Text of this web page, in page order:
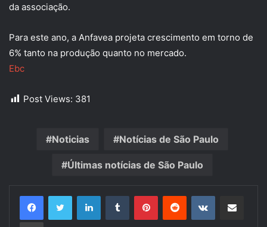
da associação.
Para este ano, a Anfavea projeta crescimento em torno de
6% tanto na produção quanto no mercado.
Ebc
Post Views: 381
Noticias Notícias de São Paulo
Últimas notícias de São Paulo
LinkedinTumblr PinterestReddit VK
Imprimir